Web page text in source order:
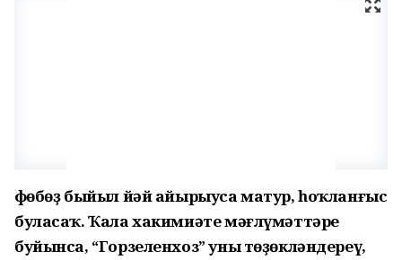
Өфөбөҙ быйыл йәй айырыуса матур, һоҡланғыс
буласаҡ. Ҡала хакимиәте мәғлүмәттәре
буйынса, “Горзеленхоз” уны төҙөкләндереү,